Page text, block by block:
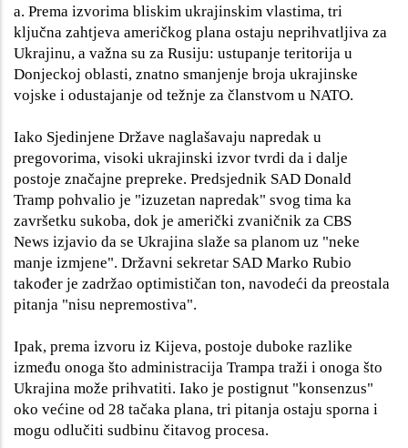
a. Prema izvorima bliskim ukrajinskim vlastima, tri
ključna zahtjeva američkog plana ostaju neprihvatljiva za
Ukrajinu, a važna su za Rusiju: ustupanje teritorija u
Donjeckoj oblasti, znatno smanjenje broja ukrajinske
vojske i odustajanje od težnje za članstvom u NATO.
Iako Sjedinjene Države naglašavaju napredak u
pregovorima, visoki ukrajinski izvor tvrdi da i dalje
postoje značajne prepreke. Predsjednik SAD Donald
Tramp pohvalio je "izuzetan napredak" svog tima ka
završetku sukoba, dok je američki zvaničnik za CBS
News izjavio da se Ukrajina slaže sa planom uz "neke
manje izmjene". Državni sekretar SAD Marko Rubio
također je zadržao optimističan ton, navodeći da preostala
pitanja "nisu nepremostiva".
Ipak, prema izvoru iz Kijeva, postoje duboke razlike
između onoga što administracija Trampa traži i onoga što
Ukrajina može prihvatiti. Iako je postignut "konsenzus"
oko većine od 28 tačaka plana, tri pitanja ostaju sporna i
mogu odlučiti sudbinu čitavog procesa.